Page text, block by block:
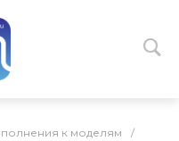
к моделям
/